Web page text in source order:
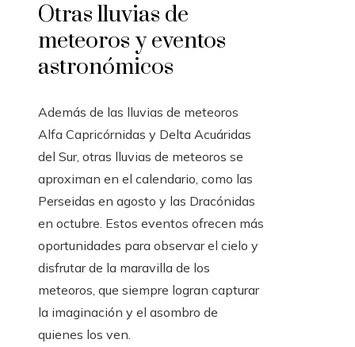
Otras lluvias de
meteoros y eventos
astronómicos
Además de las lluvias de meteoros
Alfa Capricórnidas y Delta Acuáridas
del Sur, otras lluvias de meteoros se
aproximan en el calendario, como las
Perseidas en agosto y las Dracónidas
en octubre. Estos eventos ofrecen más
oportunidades para observar el cielo y
disfrutar de la maravilla de los
meteoros, que siempre logran capturar
la imaginación y el asombro de
quienes los ven.